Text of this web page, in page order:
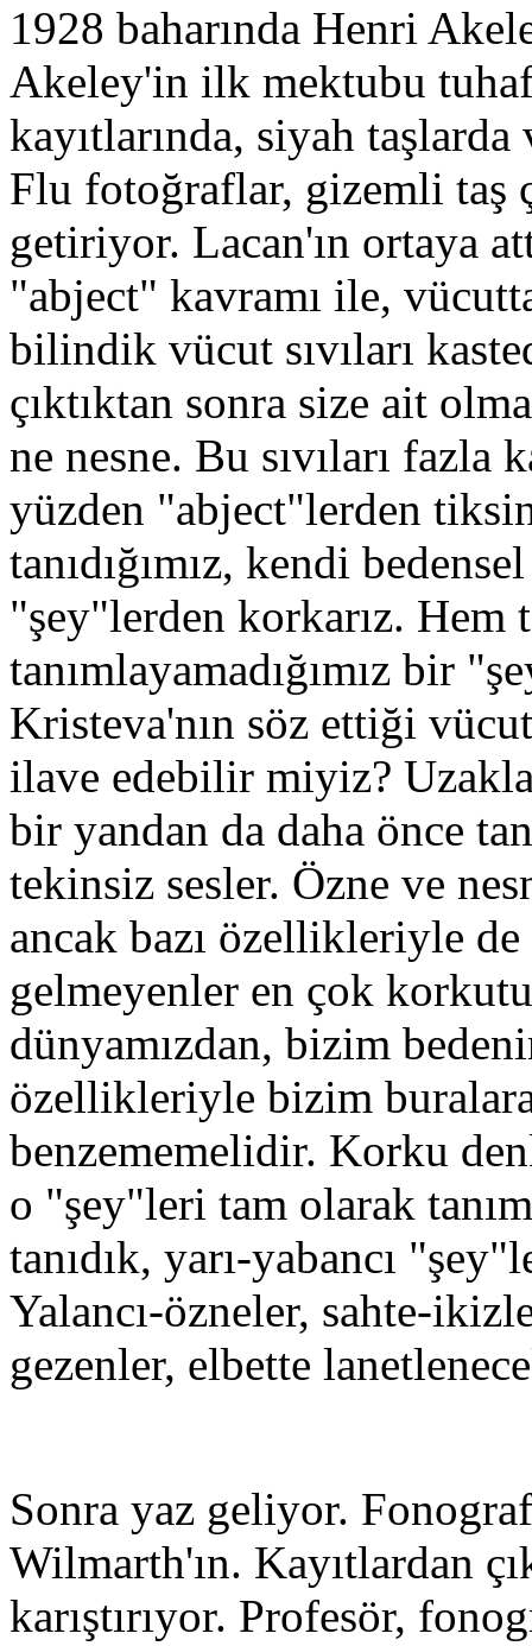
1928 baharında Henri
Akeley'in ilk mektubu tuhaf
kayıtlarında, siyah
Flu fotoğraflar, gizemli taş
getiriyor. Lacan'ın ortaya
"abject" kavramı ile,
bilindik vücut sıvıları
çıktıktan sonra size ait
ne nesne. Bu sıvıları fazla
yüzden "abject"lerden
tanıdığımız, kendi
"şey"lerden korkarız. Hem
tanımlayamadığımız bir
Kristeva'nın söz ettiği
ilave edebilir miyiz?
bir yandan da daha önce
tekinsiz sesler. Özne ve
ancak bazı özellikleriyle de
gelmeyenler en çok
dünyamızdan, bizim
özellikleriyle bizim
benzememelidir. Korku
o "şey"leri tam olarak
tanıdık, yarı-yabancı
Yalancı-özneler, sahte-
gezenler, elbette
Sonra yaz geliyor.
Wilmarth'ın. Kayıtlardan
karıştırıyor. Profesör,